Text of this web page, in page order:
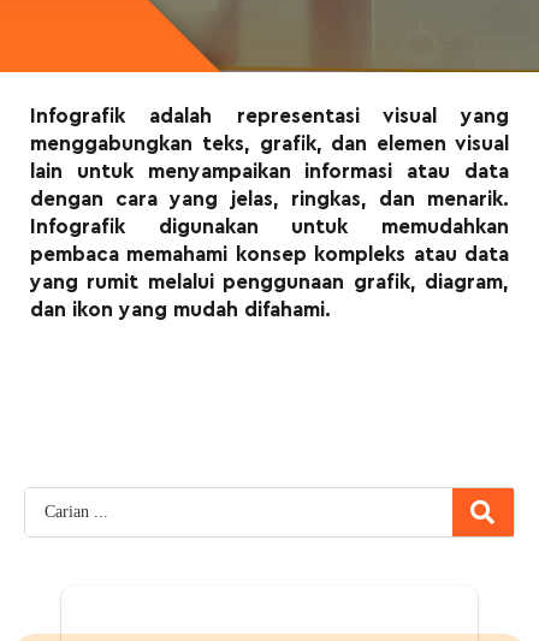
Infografik adalah representasi visual yang
menggabungkan teks, grafik, dan elemen visual
lain untuk menyampaikan informasi atau data
dengan cara yang jelas, ringkas, dan menarik.
Infografik digunakan untuk memudahkan
pembaca memahami konsep kompleks atau data
yang rumit melalui penggunaan grafik, diagram,
dan ikon yang mudah difahami.